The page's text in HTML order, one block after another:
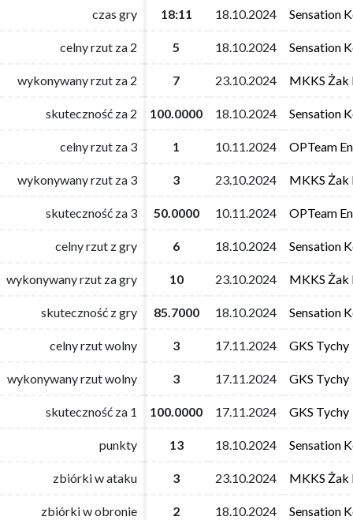
czas gry 18:11 18.10.2024 Sensation
celny rzut za 2 5 18.10.2024 Sensation
wykonywany rzut za 2 7 23.10.2024 MKKS Żak
skuteczność za 2 100.0000 18.10.2024 Sensation
celny rzut za 3 1 10.11.2024 OPTeam
wykonywany rzut za 3 3 23.10.2024 MKKS Żak
skuteczność za 3 50.0000 10.11.2024 OPTeam
celny rzut z gry 6 18.10.2024 Sensation
wykonywany rzut za gry 10 23.10.2024 MKKS Żak
skuteczność z gry 85.7000 18.10.2024 Sensation
celny rzut wolny 3 17.11.2024 GKS Tychy
wykonywany rzut wolny 3 17.11.2024 GKS Tychy
skuteczność za 1 100.0000 17.11.2024 GKS Tychy
punkty 13 18.10.2024 Sensation
zbiórki w ataku 3 23.10.2024 MKKS Żak
zbiórki w obronie 2 18.10.2024 Sensation
czas gry 18:11 18.10.2024 Sensation
celny rzut za 2 5 18.10.2024 Sensation
wykonywany rzut za 2 7 23.10.2024 MKKS Żak
skuteczność za 2 100.0000 18.10.2024 Sensation
celny rzut za 3 1 10.11.2024 OPTeam
wykonywany rzut za 3 3 23.10.2024 MKKS Żak
skuteczność za 3 50.0000 10.11.2024 OPTeam
celny rzut z gry 6 18.10.2024 Sensation
wykonywany rzut za gry 10 23.10.2024 MKKS Żak
skuteczność z gry 85.7000 18.10.2024 Sensation
celny rzut wolny 3 17.11.2024 GKS Tychy
wykonywany rzut wolny 3 17.11.2024 GKS Tychy
skuteczność za 1 100.0000 17.11.2024 GKS Tychy
punkty 13 18.10.2024 Sensation
zbiórki w ataku 3 23.10.2024 MKKS Żak
zbiórki w obronie 2 18.10.2024 Sensation